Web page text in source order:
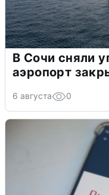
В Сочи сняли
аэропорт
6 августа 0